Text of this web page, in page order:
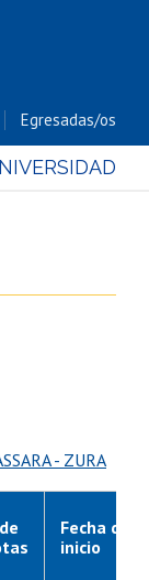
Egresadas/os
- ZURA
Fecha de
inicio